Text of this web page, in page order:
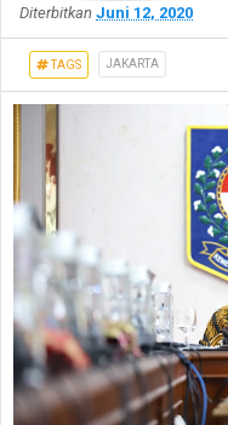
Diterbitkan Juni 12, 2020
TAGS JAKARTA